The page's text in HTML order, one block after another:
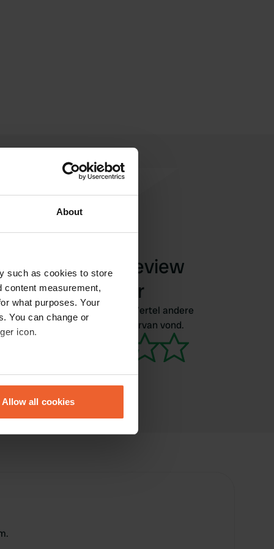
About
such as cookies to store
content measurement,
what purposes. Your
You can change or
icon.
meters
Allow all cookies
Laat een review
achter
Ben jij hier geweest? Vertel andere
camperaars wat je ervan vond.